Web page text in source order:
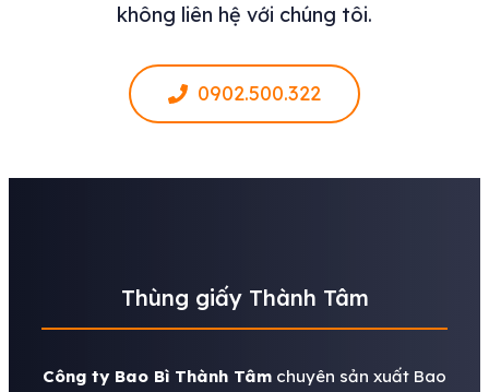
không liên hệ với chúng tôi.
0902.500.322
Thùng giấy Thành Tâm
Công ty Bao Bì Thành Tâm chuyên sản xuất Bao